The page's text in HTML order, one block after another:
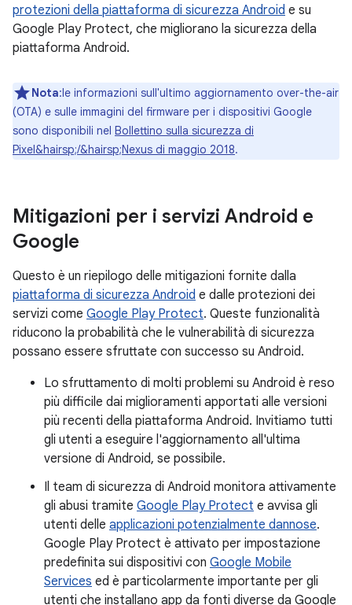
protezioni della piattaforma di sicurezza Android e su
Google Play Protect, che migliorano la sicurezza della
piattaforma Android.
Nota:le informazioni sull'ultimo aggiornamento over-the-air
(OTA) e sulle immagini del firmware per i dispositivi Google
sono disponibili nel Bollettino sulla sicurezza di
Pixel&hairsp;/&hairsp;Nexus di maggio 2018.
Mitigazioni per i servizi Android e
Google
Questo è un riepilogo delle mitigazioni fornite dalla
piattaforma di sicurezza Android e dalle protezioni dei
servizi come Google Play Protect. Queste funzionalità
riducono la probabilità che le vulnerabilità di sicurezza
possano essere sfruttate con successo su Android.
Lo sfruttamento di molti problemi su Android è reso
più difficile dai miglioramenti apportati alle versioni
più recenti della piattaforma Android. Invitiamo tutti
gli utenti a eseguire l'aggiornamento all'ultima
versione di Android, se possibile.
Il team di sicurezza di Android monitora attivamente
gli abusi tramite Google Play Protect e avvisa gli
utenti delle applicazioni potenzialmente dannose.
Google Play Protect è attivato per impostazione
predefinita sui dispositivi con Google Mobile
Services ed è particolarmente importante per gli
utenti che installano app da fonti diverse da Google